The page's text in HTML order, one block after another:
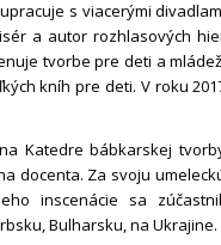
s viacerými
a autor rozhlasových
tvorbe pre deti a
kníh pre deti. V roku
Katedre bábkarskej
docenta. Za svoju
inscenácie sa
Bulharsku, na Ukrajine.